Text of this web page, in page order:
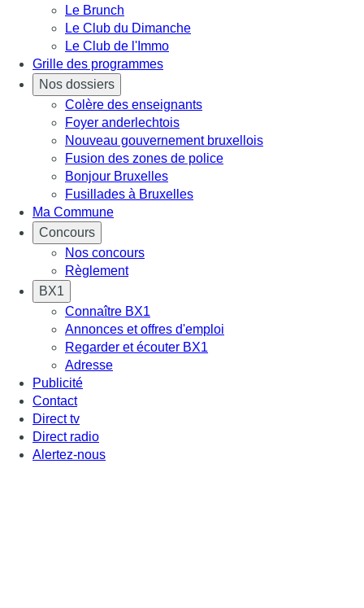
Le Brunch
Le Club du Dimanche
Le Club de l'Immo
Grille des programmes
Nos dossiers
Colère des enseignants
Foyer anderlechtois
Nouveau gouvernement bruxellois
Fusion des zones de police
Bonjour Bruxelles
Fusillades à Bruxelles
Ma Commune
Concours
Nos concours
Règlement
BX1
Connaître BX1
Annonces et offres d'emploi
Regarder et écouter BX1
Adresse
Publicité
Contact
Direct tv
Direct radio
Alertez-nous